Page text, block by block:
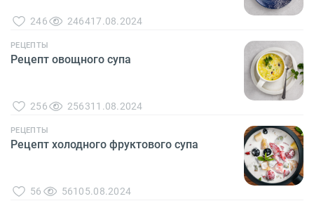
246 246417.08.2024
РЕЦЕПТЫ
Рецепт овощного супа
256 256311.08.2024
РЕЦЕПТЫ
Рецепт холодного фруктового супа
56 561 05.08.2024